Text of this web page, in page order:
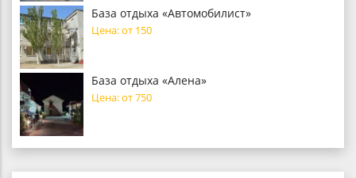
База отдыха «Автомобилист»
Цена: от 150
База отдыха «Алена»
Цена: от 750